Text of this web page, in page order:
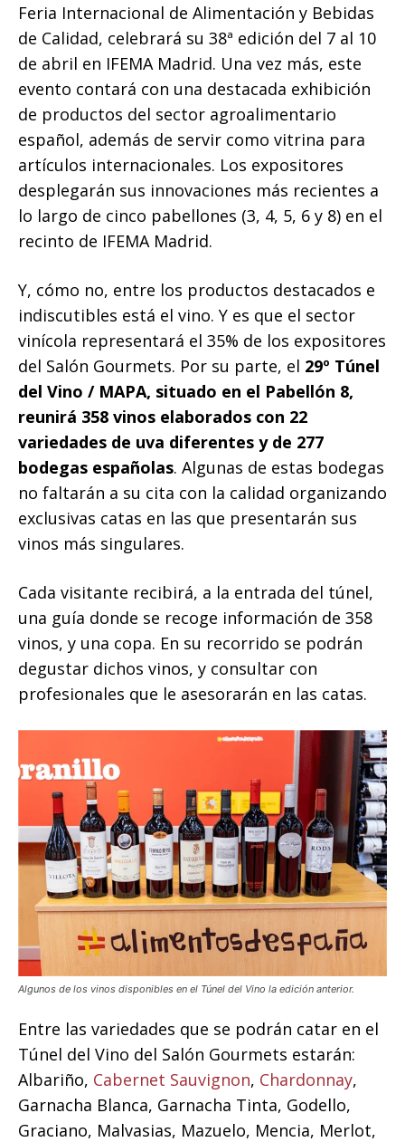
Feria Internacional de Alimentación y Bebidas
de Calidad, celebrará su 38ª edición del 7 al 10
de abril en IFEMA Madrid. Una vez más, este
evento contará con una destacada exhibición
de productos del sector agroalimentario
español, además de servir como vitrina para
artículos internacionales. Los expositores
desplegarán sus innovaciones más recientes a
lo largo de cinco pabellones (3, 4, 5, 6 y 8) en el
recinto de IFEMA Madrid.
Y, cómo no, entre los productos destacados e
indiscutibles está el vino. Y es que el sector
vinícola representará el 35% de los expositores
del Salón Gourmets. Por su parte, el 29º Túnel
del Vino / MAPA, situado en el Pabellón 8,
reunirá 358 vinos elaborados con 22
variedades de uva diferentes y de 277
bodegas españolas. Algunas de estas bodegas
no faltarán a su cita con la calidad organizando
exclusivas catas en las que presentarán sus
vinos más singulares.
Cada visitante recibirá, a la entrada del túnel,
una guía donde se recoge información de 358
vinos, y una copa. En su recorrido se podrán
degustar dichos vinos, y consultar con
profesionales que le asesorarán en las catas.
Algunos de los vinos disponibles en el Túnel del Vino la edición anterior.
Entre las variedades que se podrán catar en el
Túnel del Vino del Salón Gourmets estarán:
Albariño, Cabernet Sauvignon, Chardonnay,
Garnacha Blanca, Garnacha Tinta, Godello,
Graciano, Malvasias, Mazuelo, Mencia, Merlot,